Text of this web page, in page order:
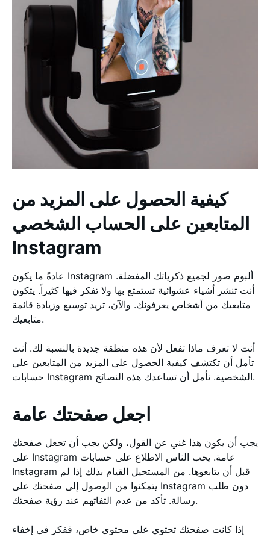
كيفية الحصول على المزيد من
المتابعين على الحساب الشخصي
Instagram
عادةً ما يكون Instagram ألبوم صور لجميع ذكرياتك المفضلة.
أنت تنشر أشياء عشوائية تستمتع بها ولا تفكر فيها كثيراً. يتكون
متابعيك من أشخاص يعرفونك. والآن، تريد توسيع وزيادة قائمة
متابعيك.
أنت لا تعرف ماذا تفعل لأن هذه منطقة جديدة بالنسبة لك. أنت
تأمل أن تكتشف كيفية الحصول على المزيد من المتابعين على
حسابات Instagram الشخصية. نأمل أن تساعدك هذه النصائح.
اجعل صفحتك عامة
يجب أن يكون هذا غني عن القول، ولكن يجب أن تجعل صفحتك
على Instagram عامة. يحب الناس الاطلاع على حسابات
Instagram قبل أن يتابعوها. من المستحيل القيام بذلك إذا لم
يتمكنوا من الوصول إلى صفحتك على Instagram دون طلب
رسالة. تأكد من عدم التفاتهم عند رؤية صفحتك.
إذا كانت صفحتك تحتوي على محتوى خاص، ففكر في إخفاء